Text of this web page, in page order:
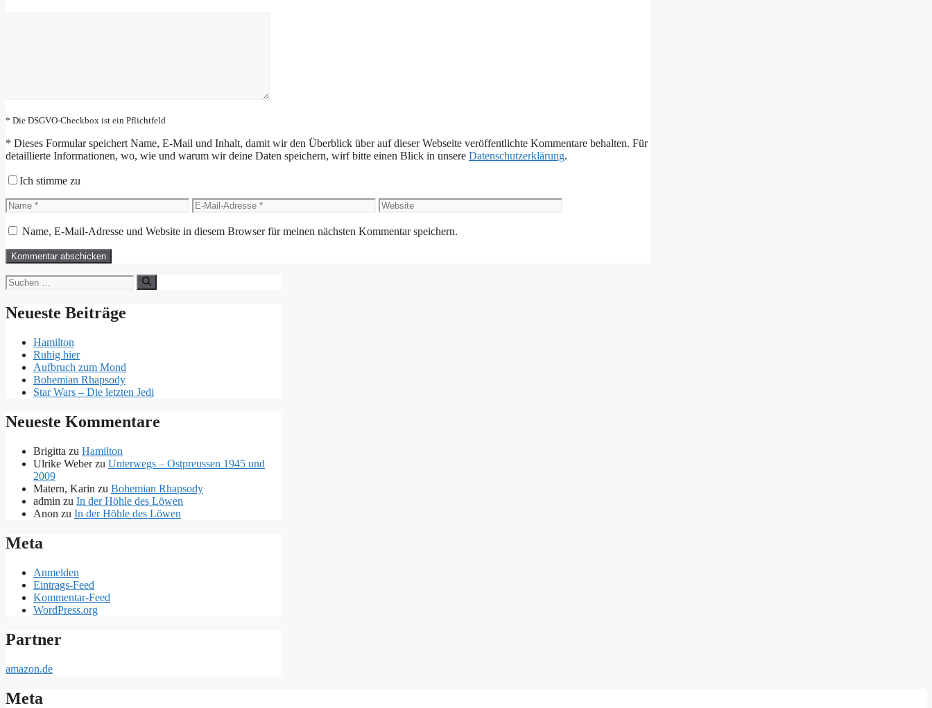
* Die DSGVO-Checkbox ist ein Pflichtfeld
* Dieses Formular speichert Name, E-Mail und Inhalt, damit wir den Überblick über auf dieser Webseite veröffentlichte Kommentare behalten. Für
detaillierte Informationen, wo, wie und warum wir deine Daten speichern, wirf bitte einen Blick in unsere Datenschutzerklärung.
Ich stimme zu
Name
E-
Mail-
Adresse
Website
Name, E-Mail-Adresse und Website in diesem Browser für meinen nächsten Kommentar speichern.
Suchen
nach:
Neueste Beiträge
Hamilton
Ruhig hier
Aufbruch zum Mond
Bohemian Rhapsody
Star Wars – Die letzten Jedi
Neueste Kommentare
Brigitta zu Hamilton
Ulrike Weberzu Unterwegs – Ostpreussen 1945 und
2009
Matern, Karin zu Bohemian Rhapsody
admin zu In der Höhle des Löwen
Anon zu In der Höhle des Löwen
Meta
Anmelden
Eintrags-Feed
Kommentar-Feed
WordPress.org
Partner
amazon.de
Meta